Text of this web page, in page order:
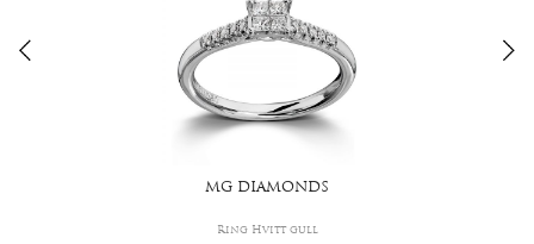
MG DIAMONDS
Ring Hvitt gull